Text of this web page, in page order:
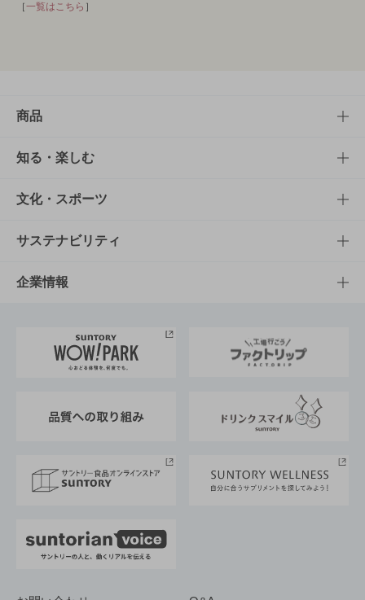
［一覧はこちら ］
商品
商品TOP
商品一覧
商品発売情報
栄養成分一覧
知る・楽しむ
知る・楽しむTOP
キャンペーン
工場見学
地域情報
文化・スポーツ
文化・スポーツTOP
サントリーホール
サントリーサンバーズ大阪
サステナビリティ
サステナビリティTOP
サントリーが考えるサステナビリティ経営
企業情報
企業概要
採用情報